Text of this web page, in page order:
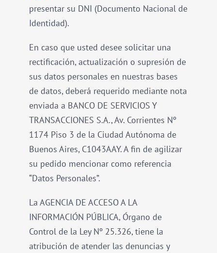
presentar su DNI (Documento Nacional de
Identidad).
En caso que usted desee solicitar una
rectificación, actualización o supresión de
sus datos personales en nuestras bases
de datos, deberá requerido mediante nota
enviada a BANCO DE SERVICIOS Y
TRANSACCIONES S.A., Av. Corrientes Nº
1174 Piso 3 de la Ciudad Autónoma de
Buenos Aires, C1043AAY. A fin de agilizar
su pedido mencionar como referencia
“Datos Personales”.
La AGENCIA DE ACCESO A LA
INFORMACIÓN PÚBLICA, Órgano de
Control de la Ley Nº 25.326, tiene la
atribución de atender las denuncias y